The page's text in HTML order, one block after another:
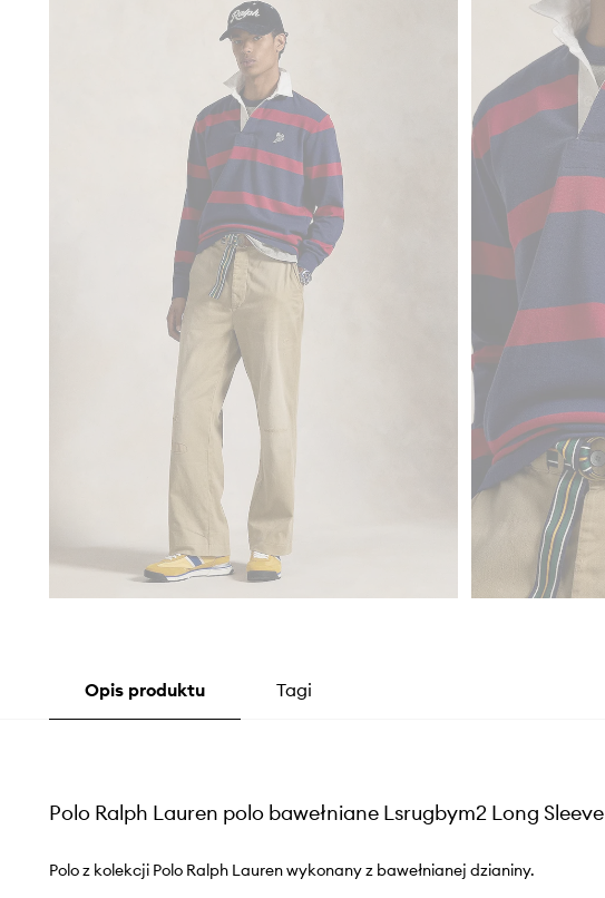
Opis produktu Tagi
Polo Ralph Lauren polo bawełniane Lsrugbym2 Long Sleeve
Polo z kolekcji Polo Ralph Lauren wykonany z bawełnianej dzianiny.